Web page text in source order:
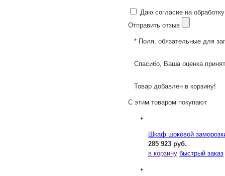
Даю согласие на
Отправить отзыв
* Поля, обязательные для
Спасибо, Ваша оценка
Товар добавлен в корзину!
С этим товаром покупают
Шкаф шоковой
285 923 руб.
в корзину быстрый заказ